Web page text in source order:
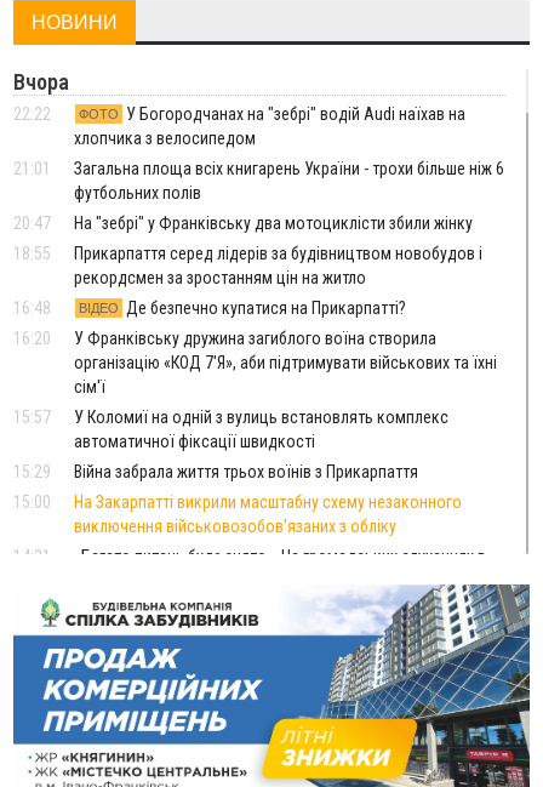
НОВИНИ
Вчора
22:22 ФОТО
У Богородчанах на "зебрі" водій Audi наїхав на
хлопчика з велосипедом
21:01
Загальна площа всіх книгарень України - трохи більше ніж 6
футбольних полів
20:47
На "зебрі" у Франківську два мотоциклісти збили жінку
18:55
Прикарпаття серед лідерів за будівництвом новобудов і
рекордсмен за зростанням цін на житло
16:48
ВІДЕО
Де безпечно купатися на Прикарпатті?
16:20
У Франківську дружина загиблого воїна створила
організацію «КОД 7'Я», аби підтримувати військових та їхні
сім'ї
15:57
У Коломиї на одній з вулиць встановлять комплекс
автоматичної фіксації швидкості
15:29
Війна забрала життя трьох воїнів з Прикарпаття
15:00
На Закарпатті викрили масштабну схему незаконного
виключення військовозобов’язаних з обліку
14:31
«Багато питань буде знято». На громадських слуханнях в
Яремче обговорили, як вирішити питання джипінгу в
Карпатах
13:54
5 «тихих» хвороб, які виявляє профілактичне обстеження
13:30
ФОТО На Надрічній тривають останні приготування до
нового руху
12:57
У Франківську зафіксували найбільшу спеку за всю історію
спостережень
12:24
Лікування наркоманії Київ: чому важливо розпочати